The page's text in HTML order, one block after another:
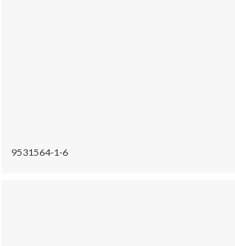
9531564-1-6